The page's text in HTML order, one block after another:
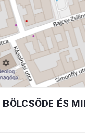
ÉS